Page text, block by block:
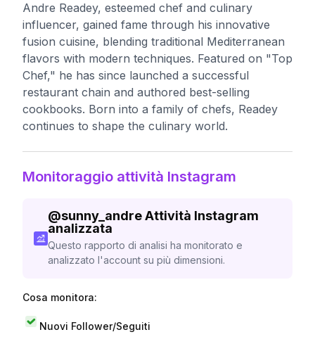
Andre Readey, esteemed chef and culinary
influencer, gained fame through his innovative
fusion cuisine, blending traditional Mediterranean
flavors with modern techniques. Featured on "Top
Chef," he has since launched a successful
restaurant chain and authored best-selling
cookbooks. Born into a family of chefs, Readey
continues to shape the culinary world.
Monitoraggio attività Instagram
@sunny_andreAttività Instagram
analizzata
Questo rapporto di analisi ha monitorato e
analizzato l'account su più dimensioni.
Cosa monitora:
Nuovi Follower/Seguiti